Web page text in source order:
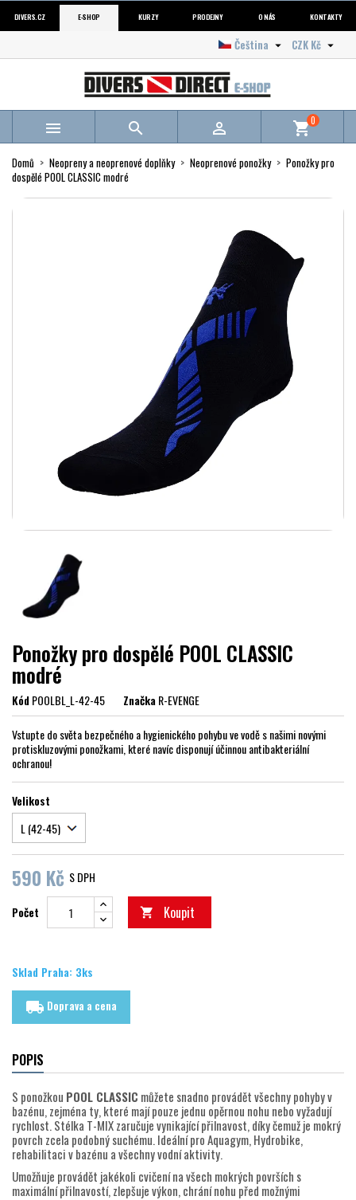
DIVERS.CZ E-SHOP KURZY PRODEJNY O NÁS KONTAKTY
CZK Kč 
Čeština 
   shopping_cart0
Domů Neopreny a neoprenové doplňky Neoprenové ponožky
Ponožky pro
dospělé POOL CLASSIC modré
Ponožky pro dospělé POOL CLASSIC
modré
KódPOOLBL_L-42-45 ZnačkaR-EVENGE
Vstupte do světa bezpečného a hygienického pohybu ve vodě s našimi novými
protiskluzovými ponožkami, které navíc disponují účinnou antibakteriální
ochranou!
Velikost
590 Kč S DPH
Počet  Koupit
Sklad Praha: 3ks
local_shipping Doprava a cena
POPIS
S ponožkou POOL CLASSIC můžete snadno provádět všechny pohyby v
bazénu, zejména ty, které mají pouze jednu opěrnou nohu nebo vyžadují
rychlost. Stélka T-MIX zaručuje vynikající přilnavost, díky čemuž je mokrý
povrch zcela podobný suchému. Ideální pro Aquagym, Hydrobike,
rehabilitaci v bazénu a všechny vodní aktivity.
Umožňuje provádět jakékoli cvičení na všech mokrých površích s
maximální přilnavostí, zlepšuje výkon, chrání nohu před možnými